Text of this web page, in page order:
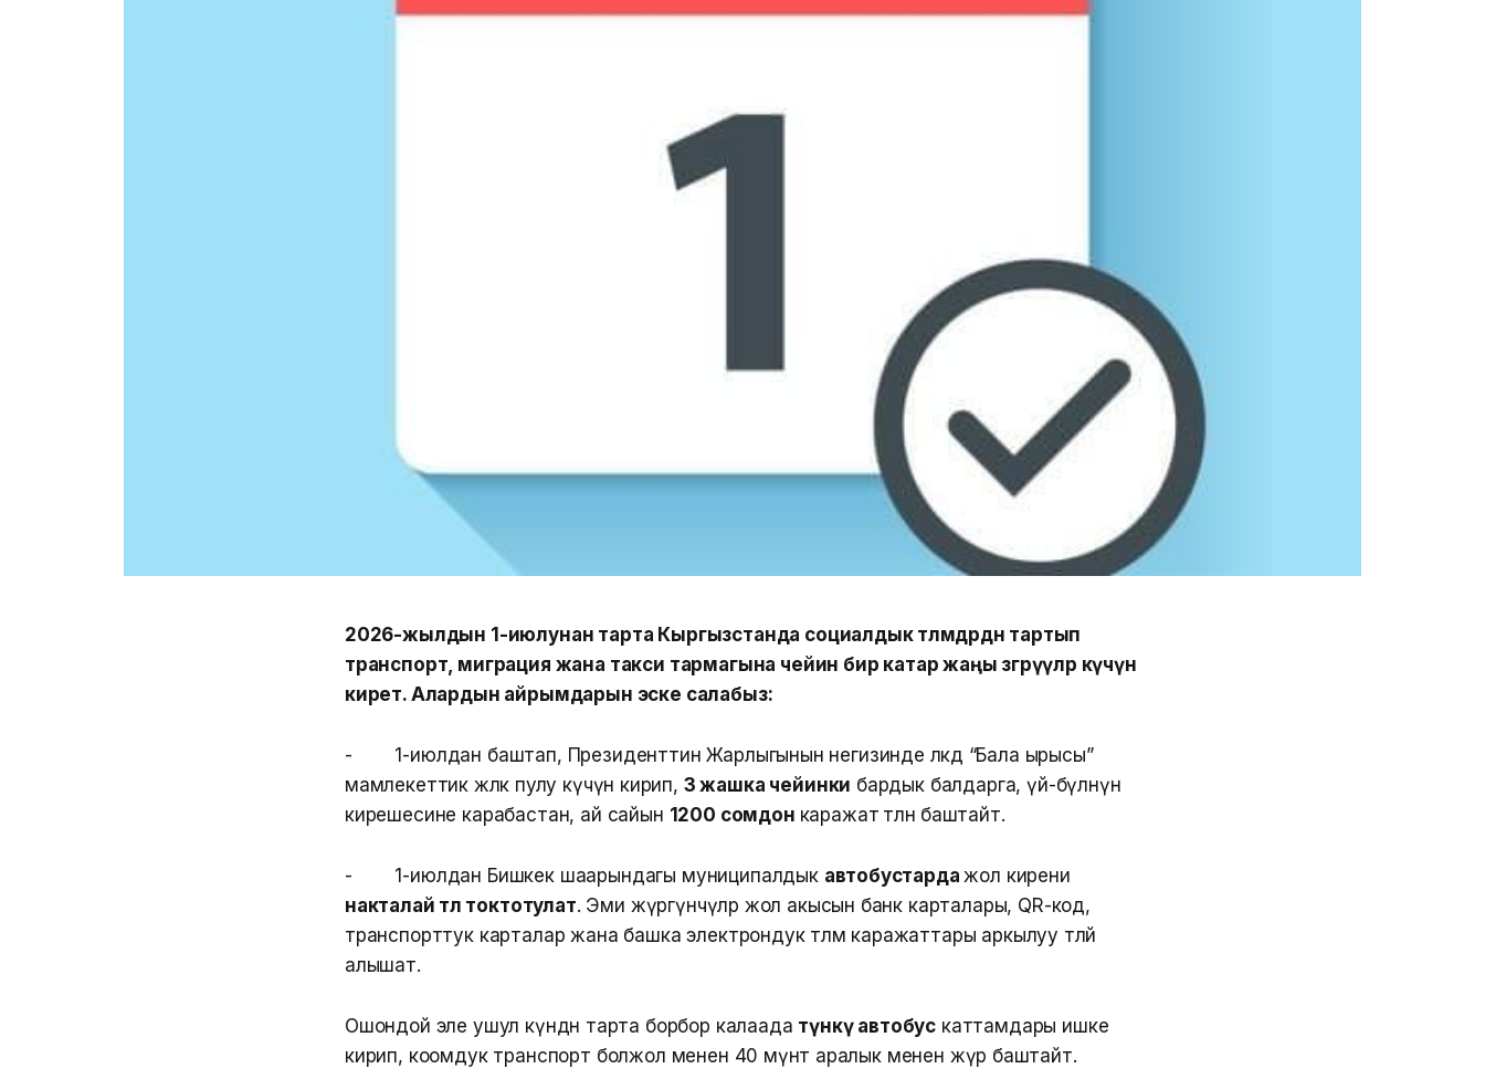
2026-жылдын 1-июлунан тарта Кыргызстанда социалдык төлөмдөрдөн тартып
транспорт, миграция жана такси тармагына чейин бир катар жаңы өзгөрүүлөр күчүнө
кирет. Алардын айрымдарын эске салабыз:
- 1-июлдан баштап, Президенттин Жарлыгынын негизинде өлкөдө “Бала ырысы”
мамлекеттик жөлөк пулу күчүнө кирип, 3 жашка чейинки бардык балдарга, үй-бүлөнүн
кирешесине карабастан, ай сайын 1200 сомдон каражат төлөнө баштайт.
- 1-июлдан Бишкек шаарындагы муниципалдык автобустардажол кирени
накталай төлөө токтотулат. Эми жүргүнчүлөр жол акысын банк карталары, QR-код,
транспорттук карталар жана башка электрондук төлөм каражаттары аркылуу төлөй
алышат.
Ошондой эле ушул күндөн тарта борбор калаада түнкү автобус каттамдары ишке
кирип, коомдук транспорт болжол менен 40 мүнөт аралык менен жүрө баштайт.